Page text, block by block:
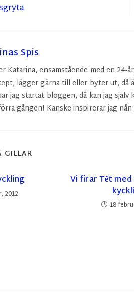
Spis
Katarina, ensamstående med en
lägger gärna till eller byter ut, då
jag startat bloggen, då kan jag
gången! Kanske inspirerar jag nån
GILLAR
2012
Vi firar Tết
18